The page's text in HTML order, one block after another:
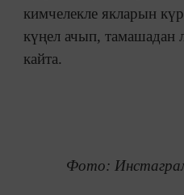
кимчелекле якларын
күңел ачып, тамашадан
кайта.
Фото: